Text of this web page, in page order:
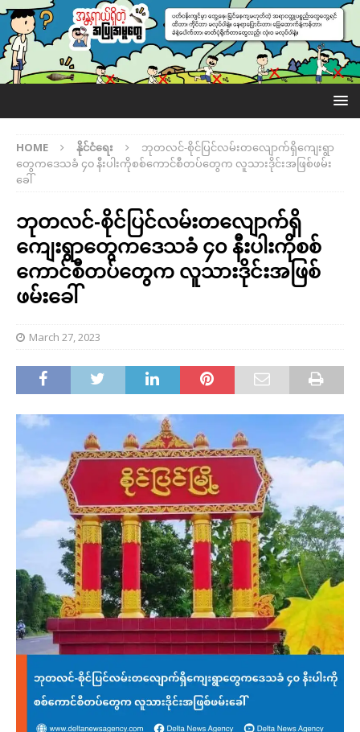
HOME နိုင်ငံရေး
ဘုတလင်-စိုင်ပြင်လမ်းတလျောက်ရှိကျေးရွာ
တွေကဒေသခံ ၄၀ နီးပါးကိုစစ်ကောင်စီတပ်တွေက လူသားဒိုင်းအဖြစ်ဖမ်း
ခေါ်
ဘုတလင်-စိုင်ပြင်လမ်းတလျောက်ရှိ
ကျေးရွာတွေကဒေသခံ ၄၀ နီးပါးကိုစစ်
ကောင်စီတပ်တွေက လူသားဒိုင်းအဖြစ်
ဖမ်းခေါ်
March 27, 2023